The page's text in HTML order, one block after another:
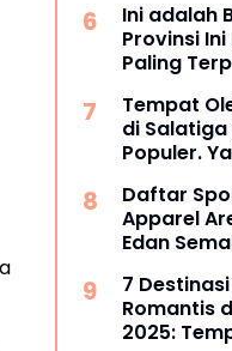
Ini adalah
Provinsi
Paling
dan
Tempat
di
Populer.
Daftar
Apparel
Edan
Kencang di
2025
7
Romantis
2025: